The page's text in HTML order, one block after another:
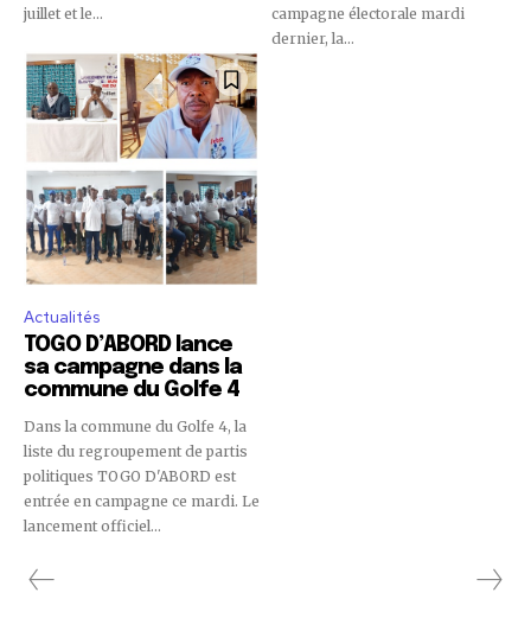
juillet et le...
campagne électorale mardi
dernier, la...
Actualités
TOGO D’ABORD lance
sa campagne dans la
commune du Golfe 4
Dans la commune du Golfe 4, la
liste du regroupement de partis
politiques TOGO D'ABORD est
entrée en campagne ce mardi. Le
lancement officiel...